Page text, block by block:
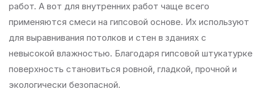
работ. А вот для внутренних работ чаще всего
применяются смеси на гипсовой основе. Их используют
для выравнивания потолков и стен в зданиях с
невысокой влажностью. Благодаря гипсовой штукатурке
поверхность становиться ровной, гладкой, прочной и
экологически безопасной.